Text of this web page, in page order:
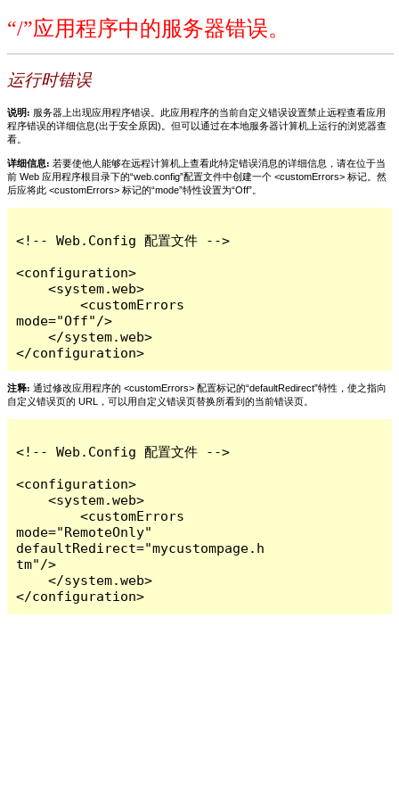
“/”应用程序中的服务器错误。
运行时错误
说明: 服务器上出现应用程序错误。此应用程序的当前自定义错误设置禁止远程查看应用
程序错误的详细信息(出于安全原因)。但可以通过在本地服务器计算机上运行的浏览器查
看。
详细信息: 若要使他人能够在远程计算机上查看此特定错误消息的详细信息，请在位于当
前 Web 应用程序根目录下的“web.config”配置文件中创建一个 <customErrors> 标记。然
后应将此 <customErrors> 标记的“mode”特性设置为“Off”。
<!-- Web.Config 配置文件 -->
<configuration>
    <system.web>
        <customErrors
mode="Off"/>
    </system.web>
</configuration>
注释: 通过修改应用程序的 <customErrors> 配置标记的“defaultRedirect”特性，使之指向
自定义错误页的 URL，可以用自定义错误页替换所看到的当前错误页。
<!-- Web.Config 配置文件 -->
<configuration>
    <system.web>
        <customErrors
mode="RemoteOnly"
defaultRedirect="mycustompage.h
tm"/>
    </system.web>
</configuration>